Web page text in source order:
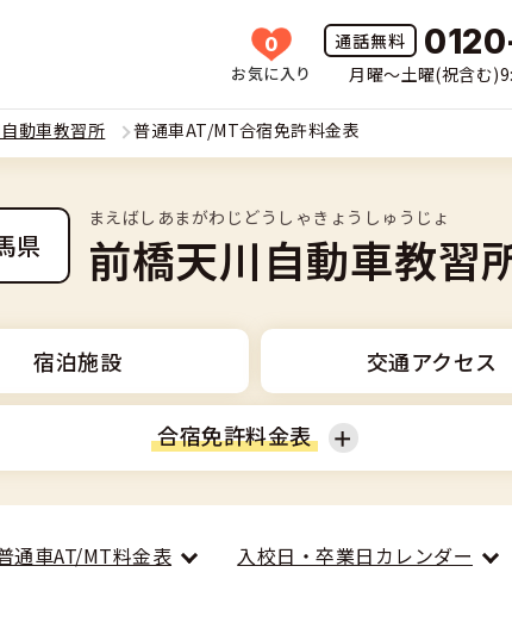
0
お気に入り 月曜〜土曜(祝含む
覧
の種類(車種)を選ぶ
を探す
車種)
とは
・充実の合宿免許
格するには
ッセージ
所一覧
動車教習所 普通車AT/MT合宿免許料金表
県
まえばしあまがわじどうしゃきょうしゅうじょ
前橋天川自動車教習
宿泊施設 交通アクセス
合宿免許料金表
通車AT/MT料金表
入校日・卒業日カレンダー